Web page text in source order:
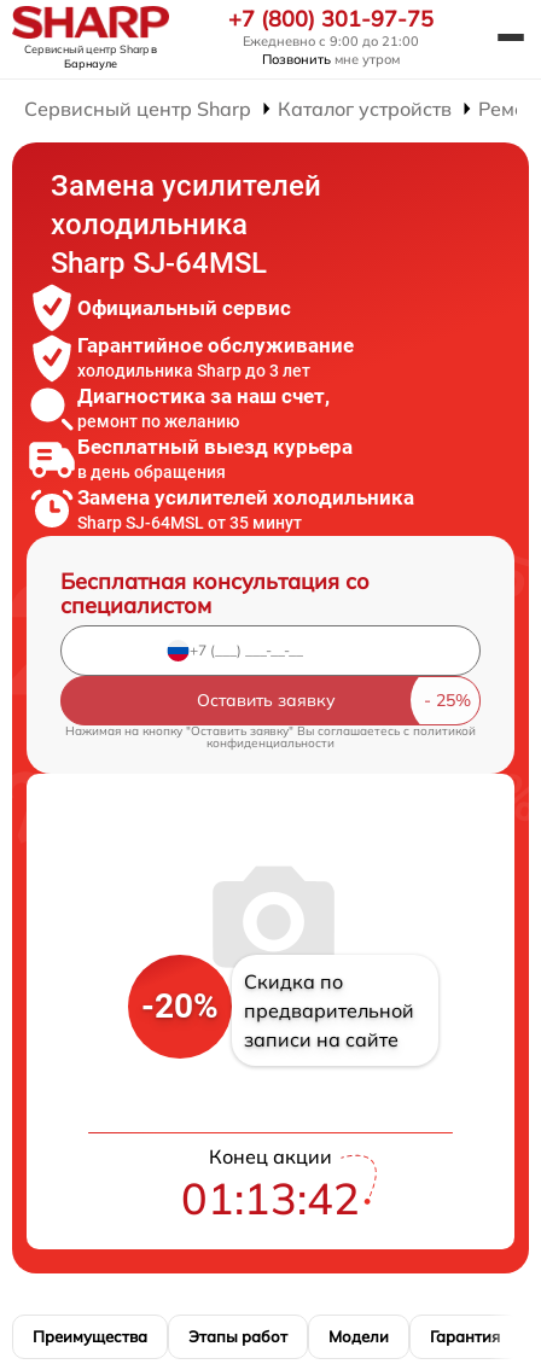
Сервисный центр Sharpв
Барнауле
+7 (800) 301-97-75
Ежедневно с 9:00 до 21:00
Позвонить мне утром
Сервисный центр Sharp Каталог устройств
Замена усилителей
холодильника
Sharp SJ-64MSL
Официальный сервис
Гарантийное обслуживание
холодильника Sharp до 3 лет
Диагностика за наш счет,
ремонт по желанию
Бесплатный выезд курьера
в день обращения
Замена усилителей холодильника
Sharp SJ-64MSL от 35 минут
Бесплатная консультация со
специалистом
Оставить заявку
Нажимая на кнопку "Оставить заявку" Вы соглашаетесь cполитикой
конфиденциальности
-20%
Скидка по
предварительной
записи на сайте
Конец акции
01:13:41
Преимущества Этапы работ Модели Гарантия